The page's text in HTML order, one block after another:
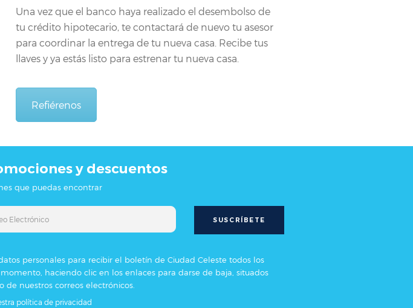
Una vez que el banco haya realizado el desembolso de
tu crédito hipotecario, te contactará de nuevo tu asesor
para coordinar la entrega de tu nueva casa. Recibe tus
llaves y ya estás listo para estrenar tu nueva casa.
Refiérenos
y descuentos
que puedas encontrar
personales para recibir el boletín de Ciudad Celeste todos los
haciendo clic en los enlaces para darse de baja, situados
nuestros correos electrónicos.
política de privacidad